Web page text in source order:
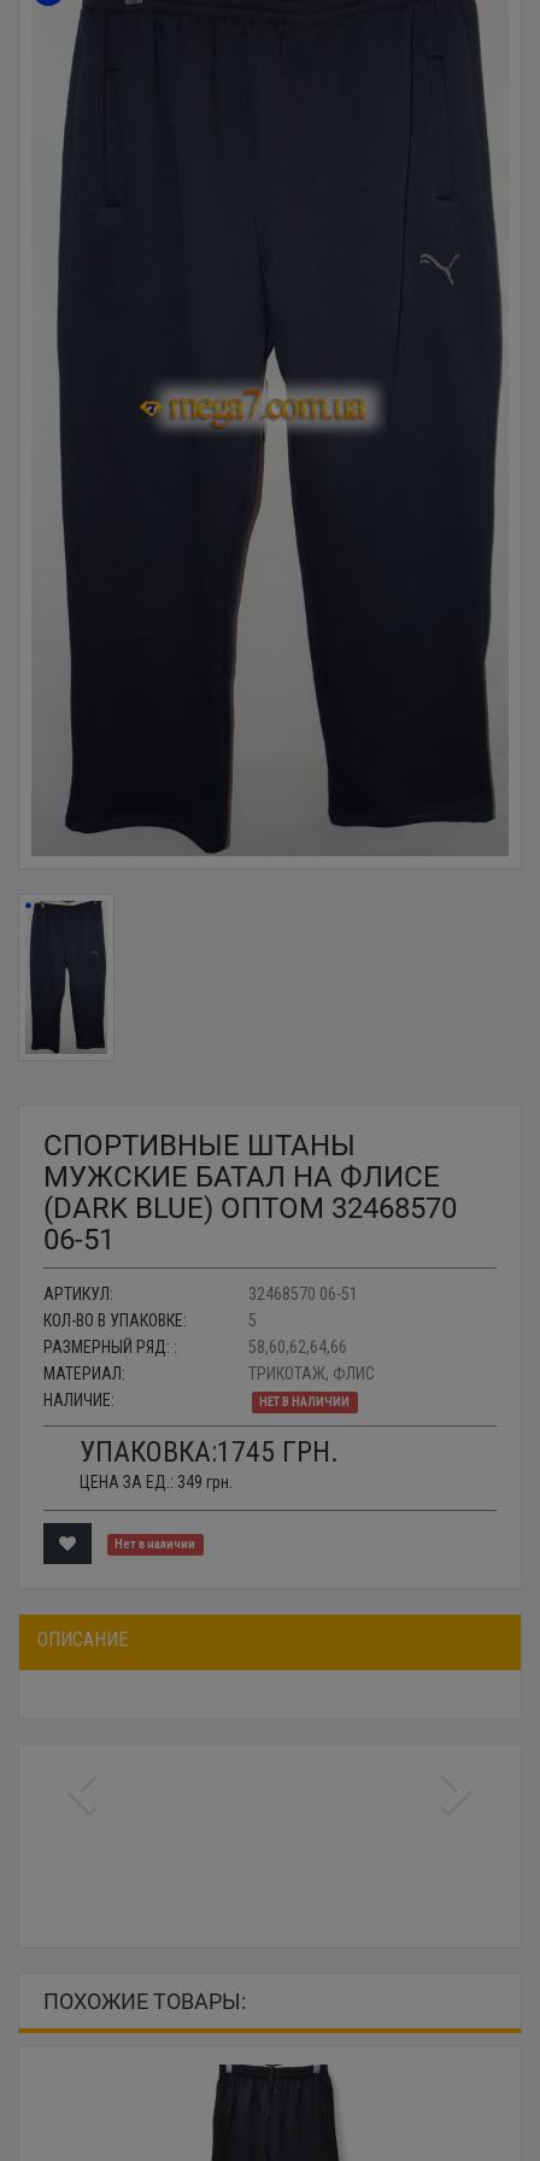
СПОРТИВНЫЕ ШТАНЫ
МУЖСКИЕ БАТАЛ НА ФЛИСЕ
(DARK BLUE) ОПТОМ 32468570
06-51
АРТИКУЛ:
32468570 06-51
КОЛ-ВО В УПАКОВКЕ:
5
РАЗМЕРНЫЙ РЯД: :
58,60,62,64,66
МАТЕРИАЛ:
ТРИКОТАЖ, ФЛИС
НАЛИЧИЕ:
НЕТ В НАЛИЧИИ
УПАКОВКА:1745 ГРН.
ЦЕНА ЗА ЕД.: 349 грн.
Нет в наличии
ОПИСАНИЕ
ПОХОЖИЕ ТОВАРЫ: